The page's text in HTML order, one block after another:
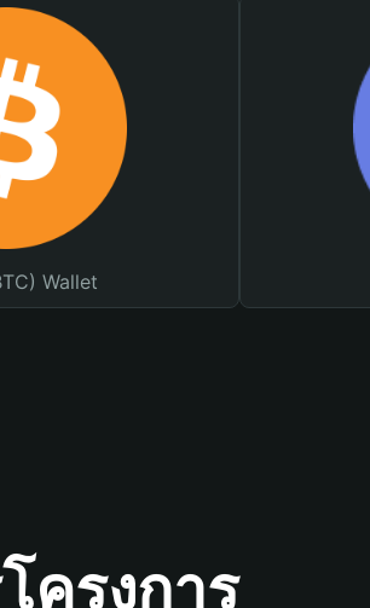
Wallet
ครงการ